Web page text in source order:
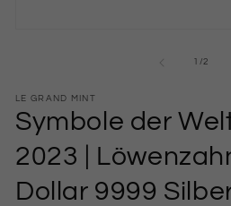
1 /von
2
LE GRAND MINT
Symbole der
2023 |
Dollar 9999